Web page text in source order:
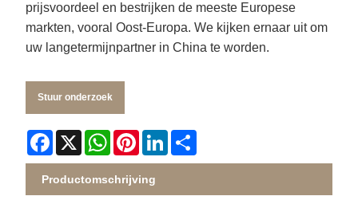
prijsvoordeel en bestrijken de meeste Europese
markten, vooral Oost-Europa. We kijken ernaar uit om
uw langetermijnpartner in China te worden.
Stuur onderzoek
Facebook
X WhatsApp
PinterestLinkedIn
Productomschrijving